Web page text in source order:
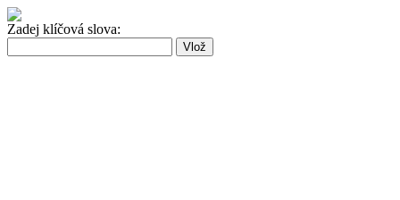
Zadej klíčová slova: